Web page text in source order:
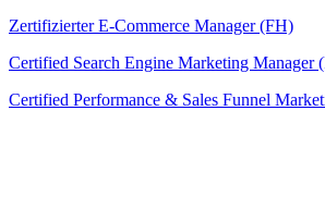
Zertifizierter E-Commerce Manager (FH)
Certified Search Engine Marketing Manager
Certified Performance & Sales Funnel